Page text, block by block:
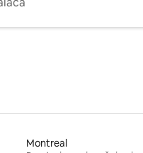
Montreal